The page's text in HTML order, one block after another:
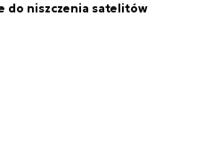
do niszczenia satelitów